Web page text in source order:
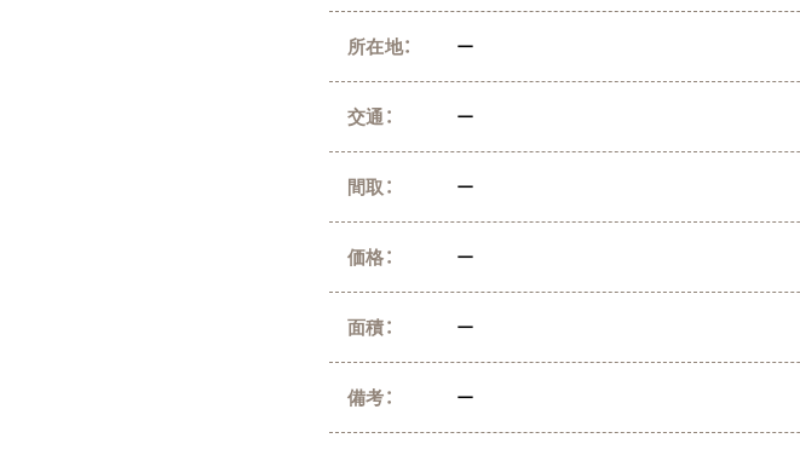
所在地： ー
交通： ー
間取： ー
価格： ー
面積： ー
備考： ー